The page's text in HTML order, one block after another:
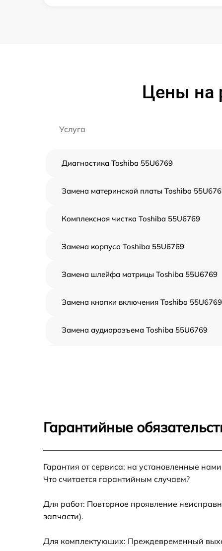
Цены на
Услуга
Диагностика Toshiba 55U6769
Замена материнской платы Toshiba
Комплексная чистка Toshiba 55U6769
Замена корпуса Toshiba 55U6769
Замена шлейфа матрицы Toshiba 55U6769
Замена кнопки включения Toshiba 55U6769
Замена аудиоразъема Toshiba 55U6769
Прошивка блока управления Toshiba
55U6769
Гарантийные
Гарантия от сервиса: на установленные
Что считается гарантийным случаем?
Для работ: Повторное проявление
запчасти).
Для комплектующих: Преждевременный